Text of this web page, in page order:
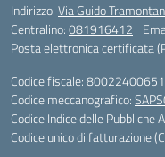
Indirizzo:Via Guido
Centralino:081916412
Posta elettronica certificata
Codice fiscale: 80022400651
Codice meccanografico:
Codice Indice delle
Codice unico di fatturazione